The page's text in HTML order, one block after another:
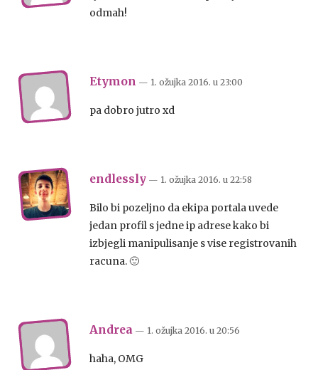
odmah!
Etymon — 1. ožujka 2016. u 23:00
pa dobro jutro xd
endlessly — 1. ožujka 2016. u 22:58
Bilo bi pozeljno da ekipa portala uvede
jedan profil s jedne ip adrese kako bi
izbjegli manipulisanje s vise registrovanih
racuna. 🙂
Andrea — 1. ožujka 2016. u 20:56
haha, OMG